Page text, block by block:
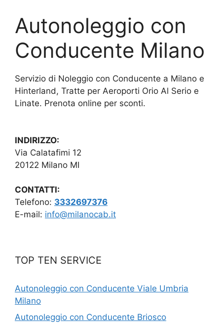
Autonoleggio con
Conducente Milano
Servizio di Noleggio con Conducente a Milano e
Hinterland, Tratte per Aeroporti Orio Al Serio e
Linate. Prenota online per sconti.
INDIRIZZO:
Via Calatafimi 12
20122 Milano MI
CONTATTI:
Telefono: 3332697376
E-mail: info@milanocab.it
TOP TEN SERVICE
Autonoleggio con Conducente Viale Umbria
Milano
Autonoleggio con Conducente Briosco